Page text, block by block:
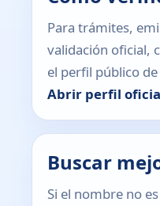
Para trámites,
validación oficial,
el perfil público
Abrir perfil
Buscar
Si el nombre no